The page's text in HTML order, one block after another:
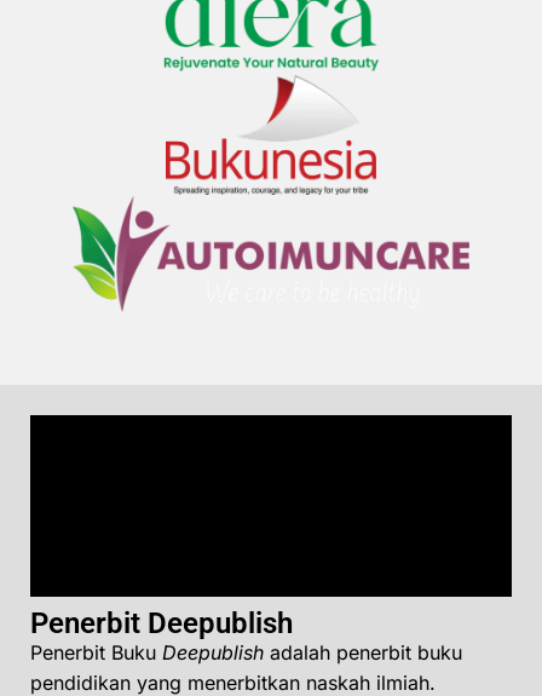
Penerbit Deepublish
Penerbit Buku Deepublish adalah penerbit buku
pendidikan yang menerbitkan naskah ilmiah.